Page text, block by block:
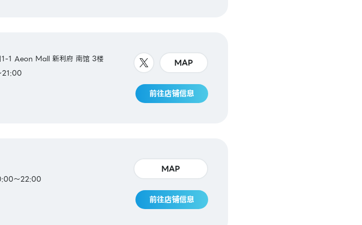
1-1 Aeon Mall 新利府 南馆 3楼
21:00
MAP
前往店铺信息
～22:00
MAP
前往店铺信息